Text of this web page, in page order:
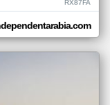
RX87FA